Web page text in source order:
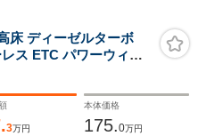
床 ディーゼルターボ
ス ETC パワーウィン
積載
3万円
本体価格
175.0万円